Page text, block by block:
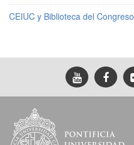
CEIUC y Biblioteca del